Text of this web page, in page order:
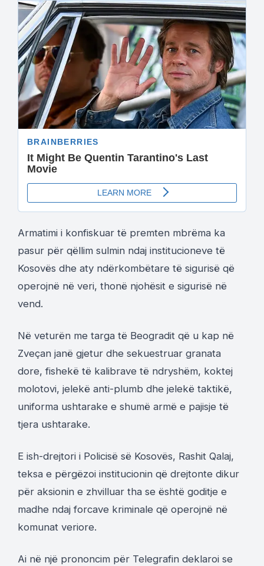
Armatimi i konfiskuar të premten mbrëma ka
pasur për qëllim sulmin ndaj institucioneve të
Kosovës dhe aty ndërkombëtare të sigurisë që
operojnë në veri, thonë njohësit e sigurisë në
vend.
Në veturën me targa të Beogradit që u kap në
Zveçan janë gjetur dhe sekuestruar granata
dore, fishekë të kalibrave të ndryshëm, koktej
molotovi, jelekë anti-plumb dhe jelekë taktikë,
uniforma ushtarake e shumë armë e pajisje të
tjera ushtarake.
E ish-drejtori i Policisë së Kosovës, Rashit Qalaj,
teksa e përgëzoi institucionin që drejtonte dikur
për aksionin e zhvilluar tha se është goditje e
madhe ndaj forcave kriminale që operojnë në
komunat veriore.
Ai në një prononcim për Telegrafin deklaroi se